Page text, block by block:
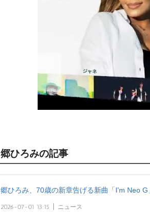
郷ひろみの記事
郷ひろみ、70歳の新章告げる新曲「I'm Neo
2026-07-01 13:15 ニュース